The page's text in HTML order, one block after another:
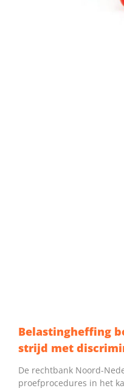
Belastingheffing
strijd met
De rechtbank Noord-
proefprocedures in het